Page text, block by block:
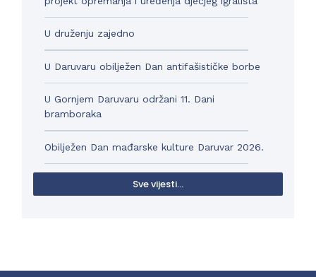
U druženju zajedno
U Daruvaru obilježen Dan antifašističke borbe
U Gornjem Daruvaru održani 11. Dani
bramboraka
Obilježen Dan mađarske kulture Daruvar 2026.
Sve vijesti...